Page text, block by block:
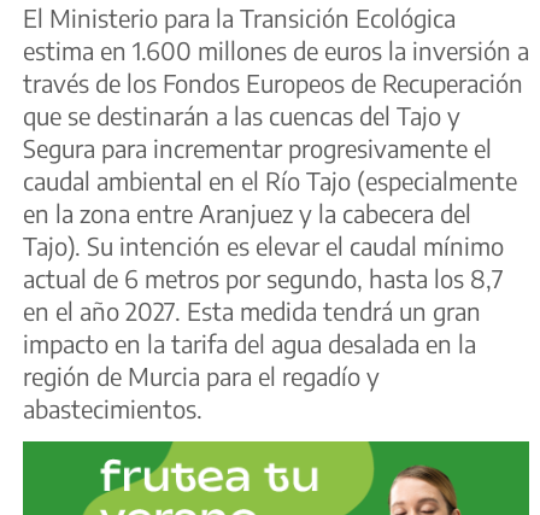
El Ministerio para la Transición Ecológica
estima en 1.600 millones de euros la inversión a
través de los Fondos Europeos de Recuperación
que se destinarán a las cuencas del Tajo y
Segura para incrementar progresivamente el
caudal ambiental en el Río Tajo (especialmente
en la zona entre Aranjuez y la cabecera del
Tajo). Su intención es elevar el caudal mínimo
actual de 6 metros por segundo, hasta los 8,7
en el año 2027. Esta medida tendrá un gran
impacto en la tarifa del agua desalada en la
región de Murcia para el regadío y
abastecimientos.